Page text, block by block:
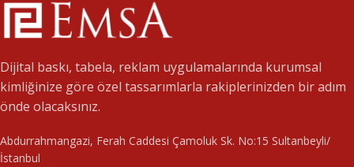
Dijital baskı, tabela, reklam uygulamalarında kurumsal
kimliğinize göre özel tassarımlarla rakiplerinizden bir adım
önde olacaksınız.
Abdurrahmangazi, Ferah Caddesi Çamoluk Sk. No:15 Sultanbeyli/
İstanbul